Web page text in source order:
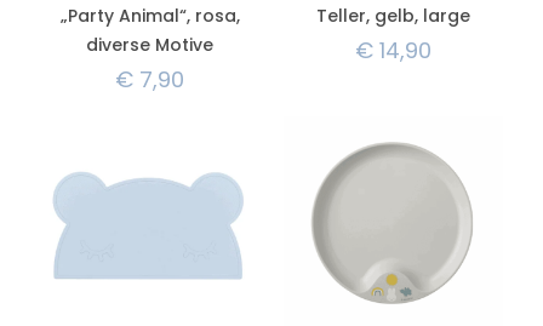
„Party Animal“, rosa,
diverse Motive
€ 7,90
Teller, gelb, large
€ 14,90